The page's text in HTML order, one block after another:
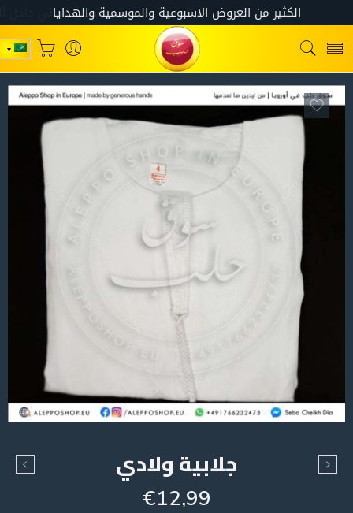
جلابية ولادي
€12,99